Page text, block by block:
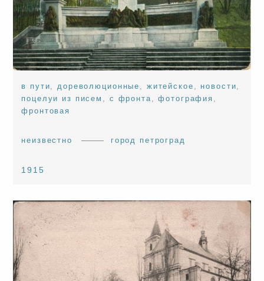
в пути,дореволюционные , житейское , новости,
поцелуи из писем , с фронта,фотография ,
фронтовая
неизвестно город петроград
1915